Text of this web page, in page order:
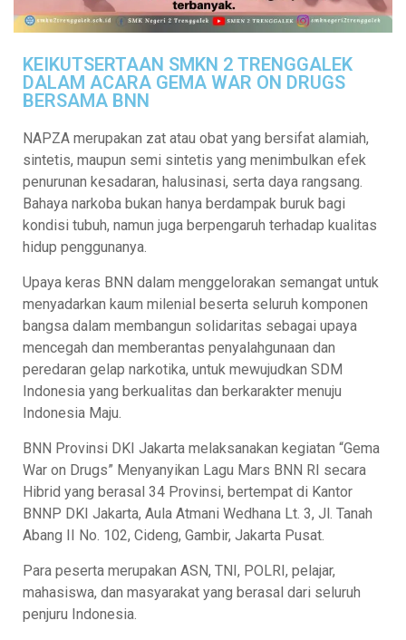
KEIKUTSERTAAN SMKN 2 TRENGGALEK
DALAM ACARA GEMA WAR ON DRUGS
BERSAMA BNN
NAPZA merupakan zat atau obat yang bersifat alamiah,
sintetis, maupun semi sintetis yang menimbulkan efek
penurunan kesadaran, halusinasi, serta daya rangsang.
Bahaya narkoba bukan hanya berdampak buruk bagi
kondisi tubuh, namun juga berpengaruh terhadap kualitas
hidup penggunanya.
Upaya keras BNN dalam menggelorakan semangat untuk
menyadarkan kaum milenial beserta seluruh komponen
bangsa dalam membangun solidaritas sebagai upaya
mencegah dan memberantas penyalahgunaan dan
peredaran gelap narkotika, untuk mewujudkan SDM
Indonesia yang berkualitas dan berkarakter menuju
Indonesia Maju.
BNN Provinsi DKI Jakarta melaksanakan kegiatan “Gema
War on Drugs” Menyanyikan Lagu Mars BNN RI secara
Hibrid yang berasal 34 Provinsi, bertempat di Kantor
BNNP DKI Jakarta, Aula Atmani Wedhana Lt. 3, Jl. Tanah
Abang II No. 102, Cideng, Gambir, Jakarta Pusat.
Para peserta merupakan ASN, TNI, POLRI, pelajar,
mahasiswa, dan masyarakat yang berasal dari seluruh
penjuru Indonesia.